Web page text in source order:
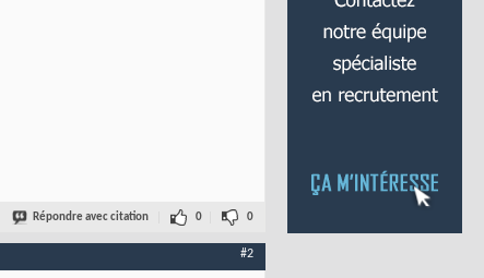
Répondre avec citation 0 0
#2